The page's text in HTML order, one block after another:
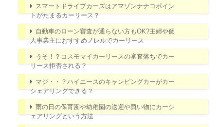
スマートドライブカーズはアマゾンナナコポイン
トがたまるカーリース？
自動車のローン審査が通らない方もOK?主婦や個
人事業主におすすめノレルでカーリース
うそ！？コスモマイカーリースの審査落ちでカー
リース拒否される？
マジ・・？ハイエースのキャンピングカーがカー
シェアリングできる？
雨の日の保育園や幼稚園の送迎や買い物にカーシ
ェアリングという方法